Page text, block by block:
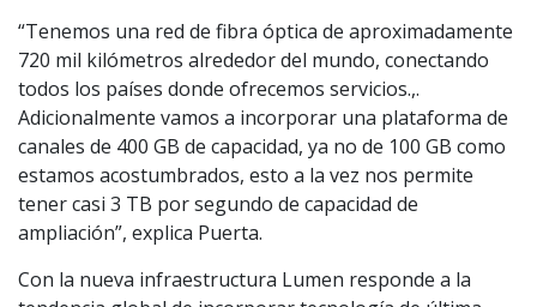
“Tenemos una red de fibra óptica de aproximadamente
720 mil kilómetros alrededor del mundo, conectando
todos los países donde ofrecemos servicios.,.
Adicionalmente vamos a incorporar una plataforma de
canales de 400 GB de capacidad, ya no de 100 GB como
estamos acostumbrados, esto a la vez nos permite
tener casi 3 TB por segundo de capacidad de
ampliación”, explica Puerta.
Con la nueva infraestructura Lumen responde a la